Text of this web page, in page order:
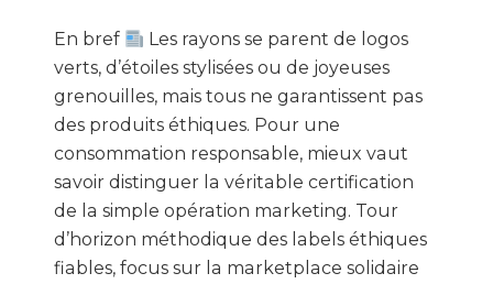
En bref
Les rayons se parent de logos
verts, d’étoiles stylisées ou de joyeuses
grenouilles, mais tous ne garantissent pas
des produits éthiques. Pour une
consommation responsable, mieux vaut
savoir distinguer la véritable certification
de la simple opération marketing. Tour
d’horizon méthodique des labels éthiques
fiables, focus sur la marketplace solidaire